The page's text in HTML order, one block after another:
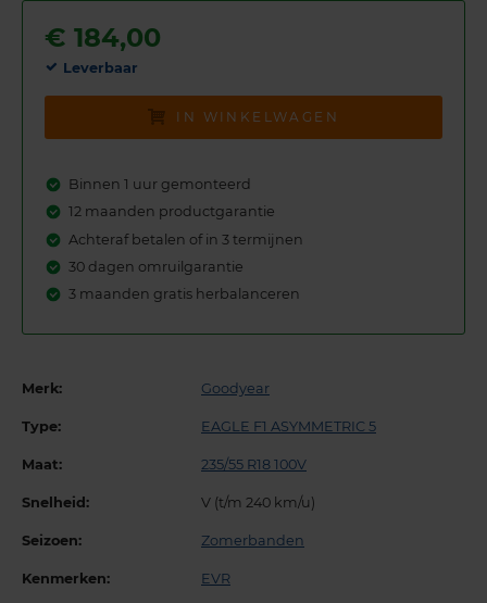
€ 184,00
Leverbaar
IN WINKELWAGEN
Binnen 1 uur gemonteerd
12 maanden productgarantie
Achteraf betalen of in 3 termijnen
30 dagen omruilgarantie
3 maanden gratis herbalanceren
Merk: Goodyear
Type: EAGLE F1 ASYMMETRIC 5
Maat: 235/55 R18 100V
Snelheid: V (t/m 240 km/u)
Seizoen: Zomerbanden
Kenmerken: EVR